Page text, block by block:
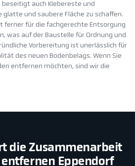
auch Klebereste und
glatte und saubere Fläche zu schaffen.
ferner für die fachgerechte Entsorgung
was auf der Baustelle für Ordnung und
Vorbereitung ist unerlässlich für
des neuen Bodenbelags. Wenn Sie
entfernen möchten, sind wir die
die Zusammenarbeit
entfernen Eppendorf